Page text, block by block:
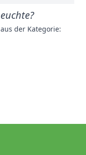
der Kategorie: